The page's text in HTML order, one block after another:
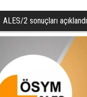
ALES/2 sonuçları açıklandı